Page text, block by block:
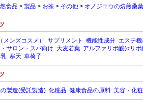
食品 > 製品 > お茶 > その他 > オノジユウの焙煎桑
メンズコスメ） サプリメント 機能性成分 エステ
サロン・スパ向け 大麦若葉 アルファリポ酸(αリポ
寒天 車椅子
製造(受託製造) 化粧品 健康食品の原料 美容・化